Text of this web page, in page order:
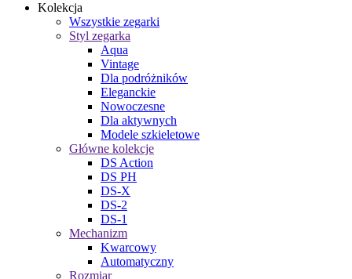
Kolekcja
Wszystkie zegarki
Styl zegarka
Aqua
Vintage
Dla podróżników
Eleganckie
Nowoczesne
Dla aktywnych
Modele szkieletowe
Główne kolekcje
DS Action
DS PH
DS-X
DS-2
DS-1
Mechanizm
Kwarcowy
Automatyczny
Rozmiar